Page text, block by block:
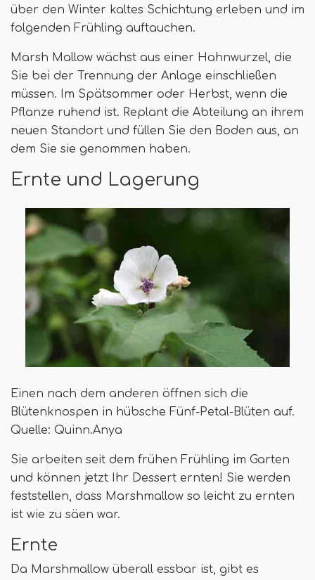
über den Winter kaltes Schichtung erleben und im
folgenden Frühling auftauchen.
Marsh Mallow wächst aus einer Hahnwurzel, die
Sie bei der Trennung der Anlage einschließen
müssen. Im Spätsommer oder Herbst, wenn die
Pflanze ruhend ist. Replant die Abteilung an ihrem
neuen Standort und füllen Sie den Boden aus, an
dem Sie sie genommen haben.
Ernte und Lagerung
Einen nach dem anderen öffnen sich die
Blütenknospen in hübsche Fünf-Petal-Blüten auf.
Quelle: Quinn.Anya
Sie arbeiten seit dem frühen Frühling im Garten
und können jetzt Ihr Dessert ernten! Sie werden
feststellen, dass Marshmallow so leicht zu ernten
ist wie zu säen war.
Ernte
Da Marshmallow überall essbar ist, gibt es